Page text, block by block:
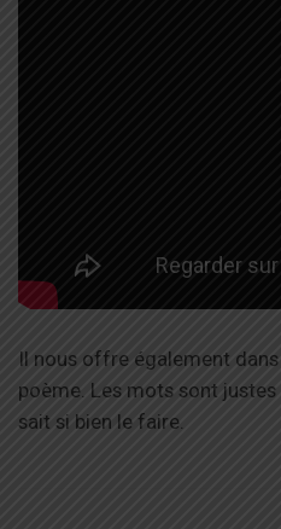
Il nous offre également
poème. Les mots sont
sait si bien le faire.